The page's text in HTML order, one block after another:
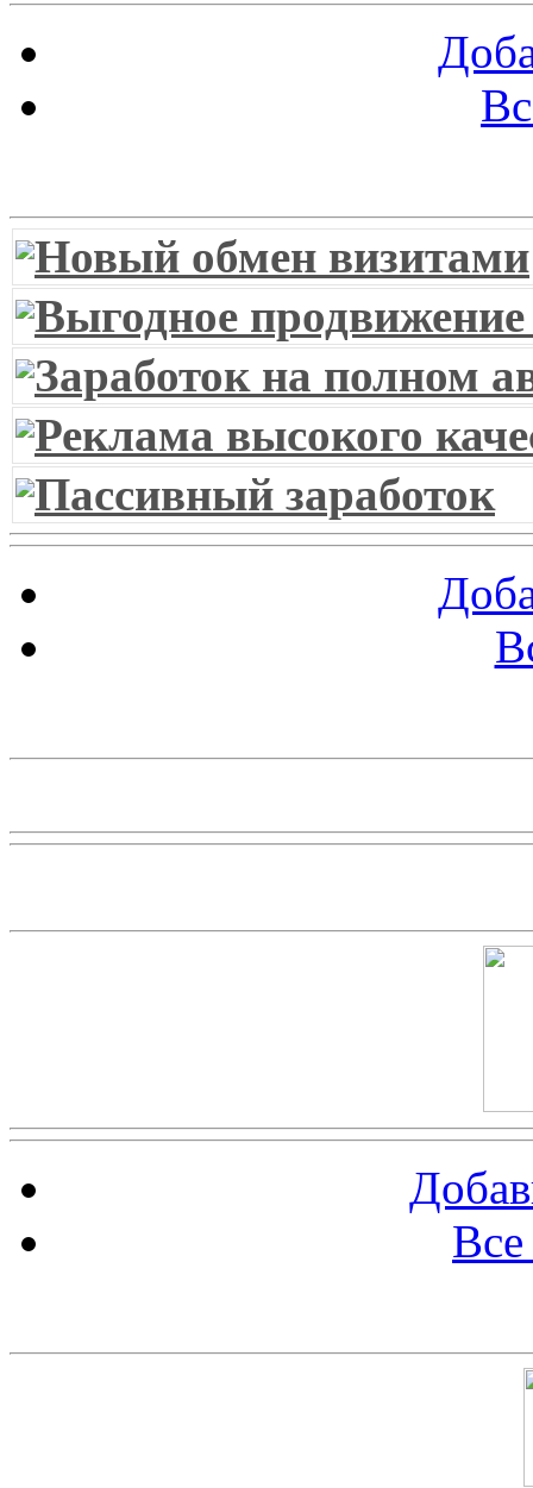
Новый обмен визитами
Выгодное продвижение
Заработок на полном
Реклама высокого
Пассивный заработок